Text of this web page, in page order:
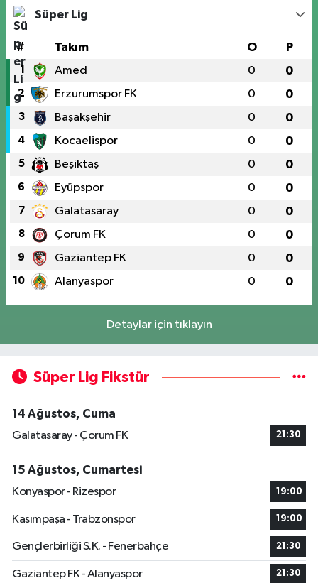
Süper Lig
# Takım O P
1 Amed 0 0
2 Erzurumspor FK 0 0
3 Başakşehir 0 0
4 Kocaelispor 0 0
5 Beşiktaş 0 0
6 Eyüpspor 0 0
7 Galatasaray 0 0
8 Çorum FK 0 0
9 Gaziantep FK 0 0
10 Alanyaspor 0 0
Detaylar için tıklayın
Süper Lig Fikstür
14 Ağustos, Cuma
Galatasaray - Çorum FK
21:30
15 Ağustos, Cumartesi
Konyaspor - Rizespor
19:00
Kasımpaşa - Trabzonspor 19:00
Gençlerbirliği S.K. - Fenerbahçe 21:30
Gaziantep FK - Alanyaspor 21:30